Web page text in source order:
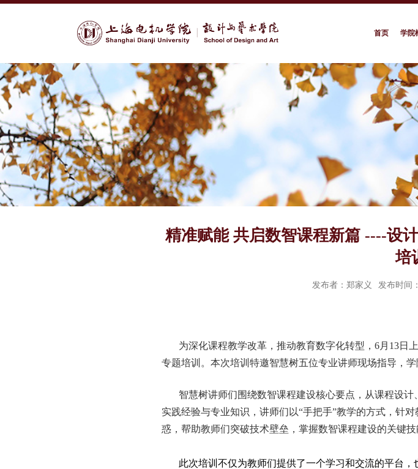
首页 学院
精准赋能 共启数智课程新篇 ----设
培
发布者：郑家义 发布时间
为深化课程教学改革，推动教育数字化转型， 6月 13日
专题培训。本次培训特邀智慧树五位专业讲师现场指导，
智慧树讲师们围绕数智课程建设核心要点，从课程设
实践经验与专业知识，讲师们以“手把手”教学的方式，针
惑，帮助教师们突破技术壁垒，掌握数智课程建设的关键技
此次培训不仅为教师们提供了一个学习和交流的平台